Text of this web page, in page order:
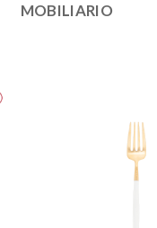
MOBILIARIO